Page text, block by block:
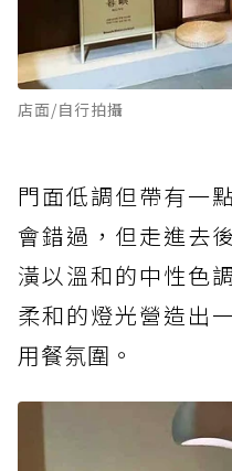
店面/自行拍攝
門面低調但帶有一
會錯過，但走進去
潢以溫和的中性色
柔和的燈光營造出
用餐氛圍。